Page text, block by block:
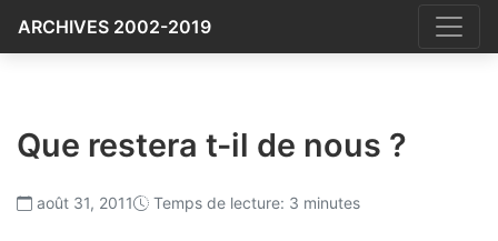
ARCHIVES 2002-2019
Que restera t-il de nous ?
août 31, 2011 Temps de lecture: 3 minutes